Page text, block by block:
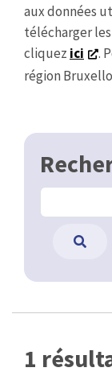
aux données
télécharger
cliquez ici
.
région
1